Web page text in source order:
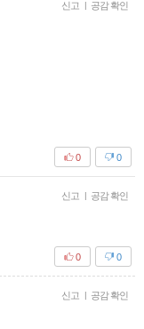
신고 | 공감 확인
0
0
신고 | 공감 확인
0
0
신고 | 공감 확인